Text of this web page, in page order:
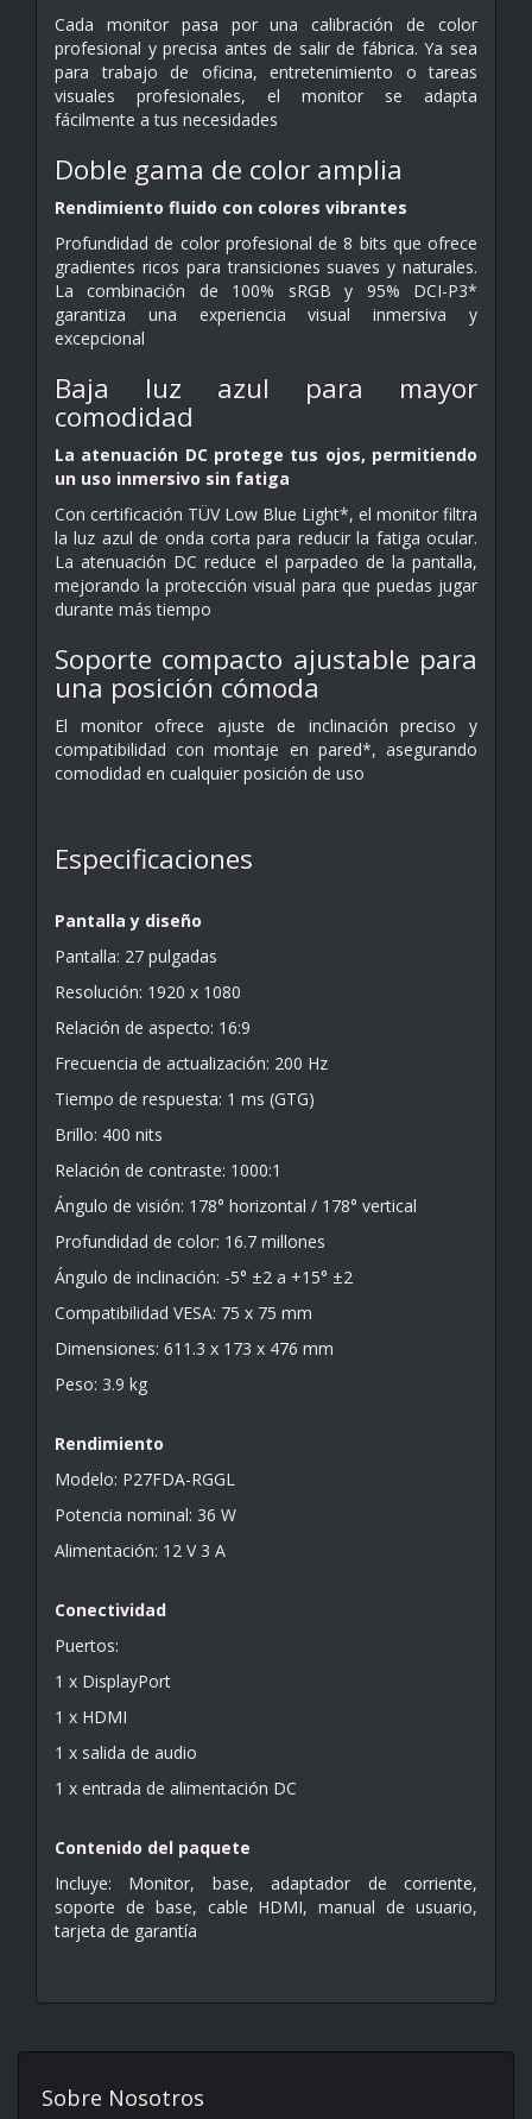
Cada monitor pasa por una calibración de color
profesional y precisa antes de salir de fábrica. Ya sea
para trabajo de oficina, entretenimiento o tareas
visuales profesionales, el monitor se adapta
fácilmente a tus necesidades
Doble gama de color amplia
Rendimiento fluido con colores vibrantes
Profundidad de color profesional de 8 bits que ofrece
gradientes ricos para transiciones suaves y naturales.
La combinación de 100% sRGB y 95% DCI-P3*
garantiza una experiencia visual inmersiva y
excepcional
Baja luz azul para mayor
comodidad
La atenuación DC protege tus ojos, permitiendo
un uso inmersivo sin fatiga
Con certificación TÜV Low Blue Light*, el monitor filtra
la luz azul de onda corta para reducir la fatiga ocular.
La atenuación DC reduce el parpadeo de la pantalla,
mejorando la protección visual para que puedas jugar
durante más tiempo
Soporte compacto ajustable para
una posición cómoda
El monitor ofrece ajuste de inclinación preciso y
compatibilidad con montaje en pared*, asegurando
comodidad en cualquier posición de uso
Especificaciones
Pantalla y diseño
Pantalla: 27 pulgadas
Resolución: 1920 x 1080
Relación de aspecto: 16:9
Frecuencia de actualización: 200 Hz
Tiempo de respuesta: 1 ms (GTG)
Brillo: 400 nits
Relación de contraste: 1000:1
Ángulo de visión: 178° horizontal / 178° vertical
Profundidad de color: 16.7 millones
Ángulo de inclinación: -5° ±2 a +15° ±2
Compatibilidad VESA: 75 x 75 mm
Dimensiones: 611.3 x 173 x 476 mm
Peso: 3.9 kg
Rendimiento
Modelo: P27FDA-RGGL
Potencia nominal: 36 W
Alimentación: 12 V 3 A
Conectividad
Puertos:
1 x DisplayPort
1 x HDMI
1 x salida de audio
1 x entrada de alimentación DC
Contenido del paquete
Incluye: Monitor, base, adaptador de corriente,
soporte de base, cable HDMI, manual de usuario,
tarjeta de garantía
Sobre Nosotros